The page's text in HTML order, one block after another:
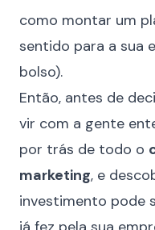
como montar um
sentido para a sua
bolso).
Então, antes de
vir com a gente
por trás de todo o
marketing, e
investimento pode